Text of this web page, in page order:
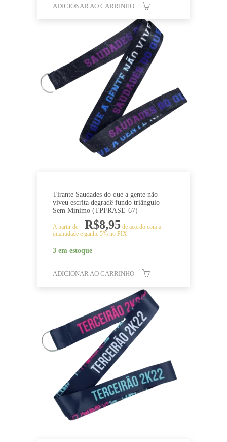
ADICIONAR AO CARRINHO
Tirante Saudades do que a gente não
viveu escrita degradê fundo triângulo –
Sem Mínimo (TPFRASE-67)
A partir de R$8,95 de acordo com a
quantidade e ganhe 5% no PIX
3 em estoque
ADICIONAR AO CARRINHO